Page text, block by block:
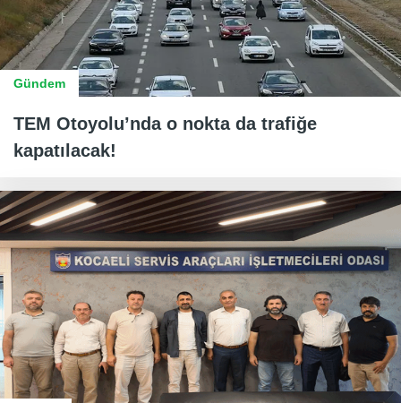
Gündem
TEM Otoyolu’nda o nokta da trafiğe
kapatılacak!